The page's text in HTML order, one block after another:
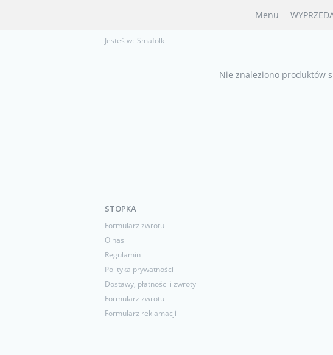
Menu
Jesteś w: Smafolk
Nie znaleziono produktów
STOPKA
Formularz zwrotu
O nas
Regulamin
Polityka prywatności
Dostawy, płatności i zwroty
Formularz zwrotu
Formularz reklamacji